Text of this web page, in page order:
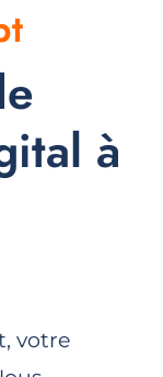
à
votre